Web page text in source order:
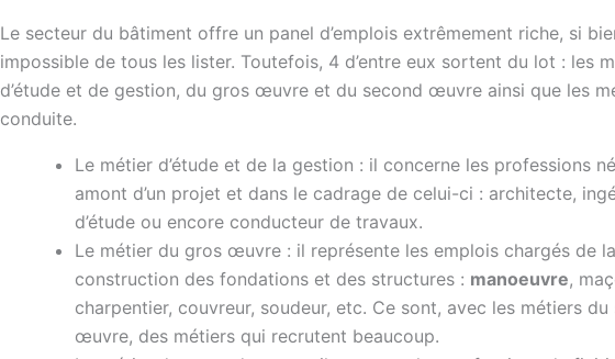
Le secteur du bâtiment offre un panel d’emplois extrêmement riche, si
impossible de tous les lister. Toutefois, 4 d’entre eux sortent du lot : les
d’étude et de gestion, du gros œuvre et du second œuvre ainsi que les
conduite.
Le métier d’étude et de la gestion : il concerne les professions
amont d’un projet et dans le cadrage de celui-ci : architecte,
d’étude ou encore conducteur de travaux.
Le métier du gros œuvre : il représente les emplois chargés de la
construction des fondations et des structures : manoeuvre,
charpentier, couvreur, soudeur, etc. Ce sont, avec les métiers du
œuvre, des métiers qui recrutent beaucoup.